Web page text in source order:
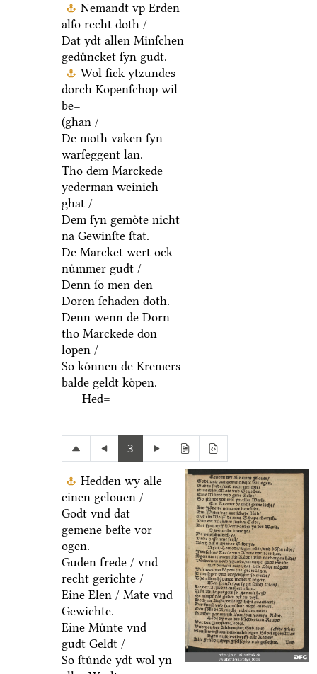
Nemandt vp Erden
alſo recht doth /
Dat ydt allen Minſchen
geduͤncket ſyn gudt.
Wol ſick ytzundes
dorch Kopenſchop wil
be=
(ghan /
De moth vaken ſyn
warſeggent lan.
Tho dem Marckede
yederman weinich
ghat /
Dem ſyn gemoͤte nicht
na Gewinſte ſtat.
De Marcket wert ock
nuͤmmer gudt /
Denn ſo men den
Doren ſchaden doth.
Denn wenn de Dorn
tho Marckede don
lopen /
So koͤnnen de Kremers
balde geldt koͤpen.
Hed=
3
Hedden wy alle
einen gelouen /
Godt vnd dat
gemene beſte vor
ogen.
Guden frede / vnd
recht gerichte /
Eine Elen / Mate vnd
Gewichte.
Eine Muͤnte vnd
gudt Geldt /
So ſtuͤnde ydt wol yn